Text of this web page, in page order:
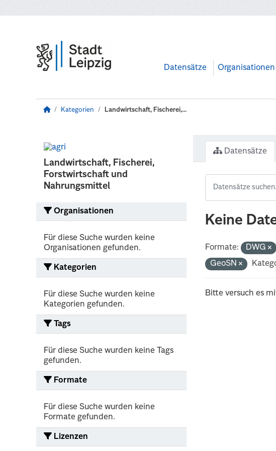
Datensätze Organisationen
Kategorien Landwirtschaft, Fischerei,...
Landwirtschaft, Fischerei,
Forstwirtschaft und
Nahrungsmittel
Organisationen
Für diese Suche wurden keine
Organisationen gefunden.
Kategorien
Für diese Suche wurden keine
Kategorien gefunden.
Tags
Für diese Suche wurden keine Tags
gefunden.
Formate
Für diese Suche wurden keine
Formate gefunden.
Lizenzen
Datensätze
Keine
Formate: DWG
GeoSN
Bitte versuch es